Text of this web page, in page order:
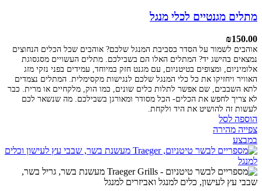
מתלים מגנטיים לכלי מנגל
₪150.00
אוהבים לשמור על הסדר בסביבת המנגל שלכם? אוהבים שכל הכלים הנחוצים
נמצאים בהישג יד? המתלים האלו הם בשבילכם. מתלים העשויים מסגסוגת
אלומיניום, ומצופים בטיטניום, עם מגנט חזק במיוחד, עמידים בפני נזקי מזג
האוויר ויחזיקו את כל כלי המנגל שלכם לנגישות מקסימלית. המתלים נצמדים
לתא השבבים, שם אפשר לתלות כלים שונים, כמו הוק, מלקחיים או מרית. כבר
לא צריך לחפש את הכלים- הכל מסודר ומאורגן בשבילכם. מה שנשאר לכם
לעשות זה להושיט את היד ולקחת.
הוספה לסל
צפייה מהירה
במבצע